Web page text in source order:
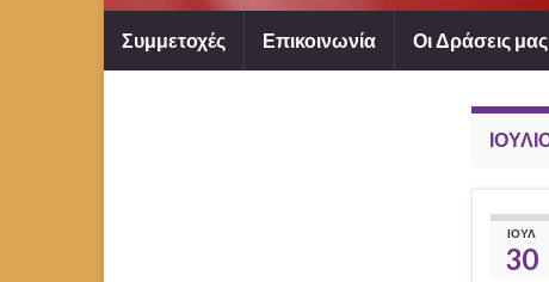
Συμμετοχές Επικοινωνία Οι Δράσεις μας
ΙΟΎΛ
30